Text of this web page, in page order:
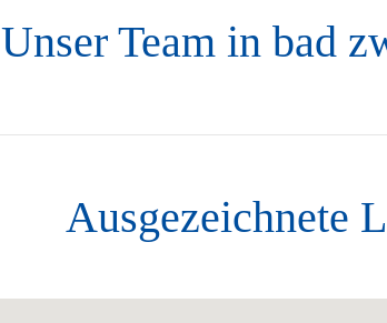
Unser Team in bad
Ausgezeichnete